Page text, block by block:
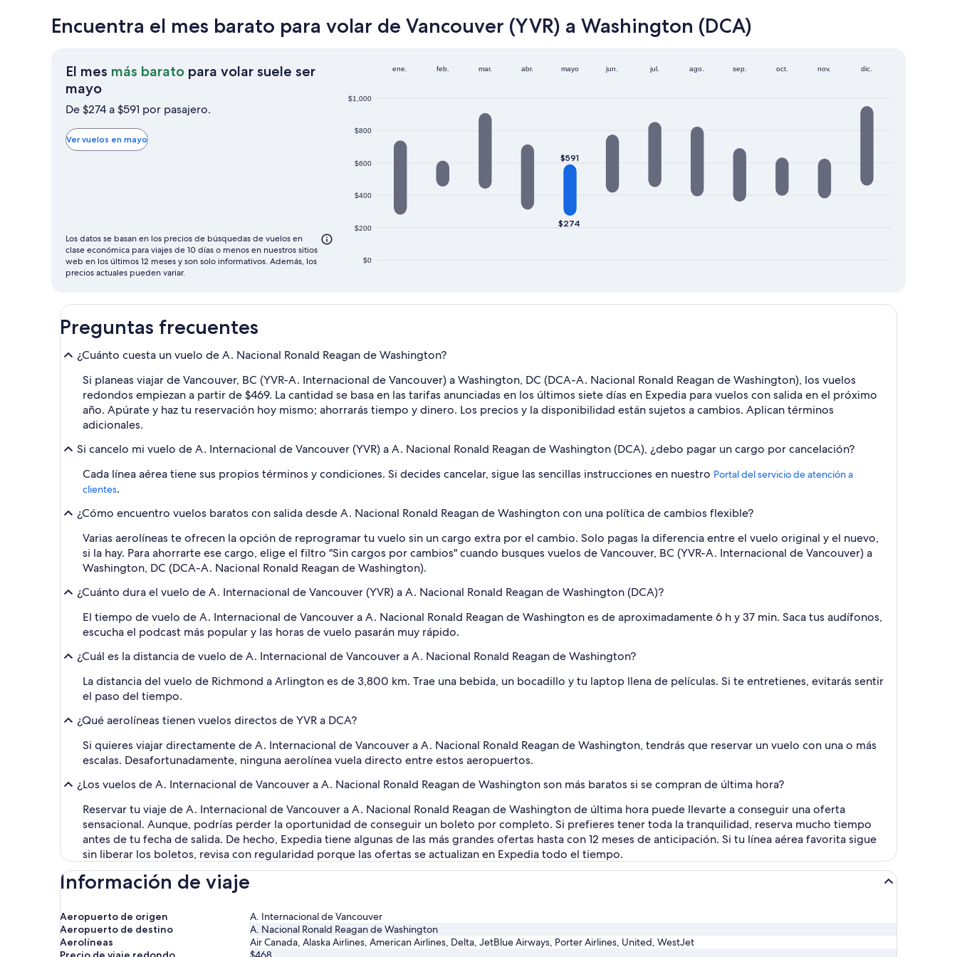
Encuentra el mes barato para volar de Vancouver (YVR) a Washington (DCA)
El mes más barato para volar suele ser
mayoEl
mes
barato
para
De $274 a $591 por pasajero.
Ver vuelos en mayo
$0
$200
$400
$600
$800
$1,000
ene. feb. mar. abr. mayo jun. jul. ago. sep. oct. nov. dic.
$274
$591
Los datos se basan en los precios de búsquedas de vuelos en
clase económica para viajes de 10 días o menos en nuestros sitios
web en los últimos 12 meses y son solo informativos. Además, los
precios actuales pueden variar.
Preguntas frecuentes
¿Cuánto cuesta un vuelo de A. Nacional Ronald Reagan de Washington?
Si planeas viajar de Vancouver, BC (YVR-A. Internacional de Vancouver) a Washington, DC (DCA-A. Nacional Ronald Reagan de Washington), los vuelos
redondos empiezan a partir de $469. La cantidad se basa en las tarifas anunciadas en los últimos siete días en Expedia para vuelos con salida en el próximo
año. Apúrate y haz tu reservación hoy mismo; ahorrarás tiempo y dinero. Los precios y la disponibilidad están sujetos a cambios. Aplican términos
adicionales.
Si cancelo mi vuelo de A. Internacional de Vancouver (YVR) a A. Nacional Ronald Reagan de Washington (DCA), ¿debo pagar un cargo por cancelación?
Cada línea aérea tiene sus propios términos y condiciones. Si decides cancelar, sigue las sencillas instrucciones en nuestro Portal del servicio de atención a
clientes.
¿Cómo encuentro vuelos baratos con salida desde A. Nacional Ronald Reagan de Washington con una política de cambios flexible?
Varias aerolíneas te ofrecen la opción de reprogramar tu vuelo sin un cargo extra por el cambio. Solo pagas la diferencia entre el vuelo original y el nuevo,
si la hay. Para ahorrarte ese cargo, elige el filtro "Sin cargos por cambios" cuando busques vuelos de Vancouver, BC (YVR-A. Internacional de Vancouver) a
Washington, DC (DCA-A. Nacional Ronald Reagan de Washington).
¿Cuánto dura el vuelo de A. Internacional de Vancouver (YVR) a A. Nacional Ronald Reagan de Washington (DCA)?
El tiempo de vuelo de A. Internacional de Vancouver a A. Nacional Ronald Reagan de Washington es de aproximadamente 6 h y 37 min. Saca tus audífonos,
escucha el podcast más popular y las horas de vuelo pasarán muy rápido.
¿Cuál es la distancia de vuelo de A. Internacional de Vancouver a A. Nacional Ronald Reagan de Washington?
La distancia del vuelo de Richmond a Arlington es de 3,800 km. Trae una bebida, un bocadillo y tu laptop llena de películas. Si te entretienes, evitarás sentir
el paso del tiempo.
¿Qué aerolíneas tienen vuelos directos de YVR a DCA?
Si quieres viajar directamente de A. Internacional de Vancouver a A. Nacional Ronald Reagan de Washington, tendrás que reservar un vuelo con una o más
escalas. Desafortunadamente, ninguna aerolínea vuela directo entre estos aeropuertos.
¿Los vuelos de A. Internacional de Vancouver a A. Nacional Ronald Reagan de Washington son más baratos si se compran de última hora?
Reservar tu viaje de A. Internacional de Vancouver a A. Nacional Ronald Reagan de Washington de última hora puede llevarte a conseguir una oferta
sensacional. Aunque, podrías perder la oportunidad de conseguir un boleto por completo. Si prefieres tener toda la tranquilidad, reserva mucho tiempo
antes de tu fecha de salida. De hecho, Expedia tiene algunas de las más grandes ofertas hasta con 12 meses de anticipación. Si tu línea aérea favorita sigue
sin liberar los boletos, revisa con regularidad porque las ofertas se actualizan en Expedia todo el tiempo.
Información de viaje
Aeropuerto de origen
A. Internacional de Vancouver
Aeropuerto de destino
A. Nacional Ronald Reagan de Washington
Aerolíneas
Air Canada, Alaska Airlines, American Airlines, Delta, JetBlue Airways, Porter Airlines, United, WestJet